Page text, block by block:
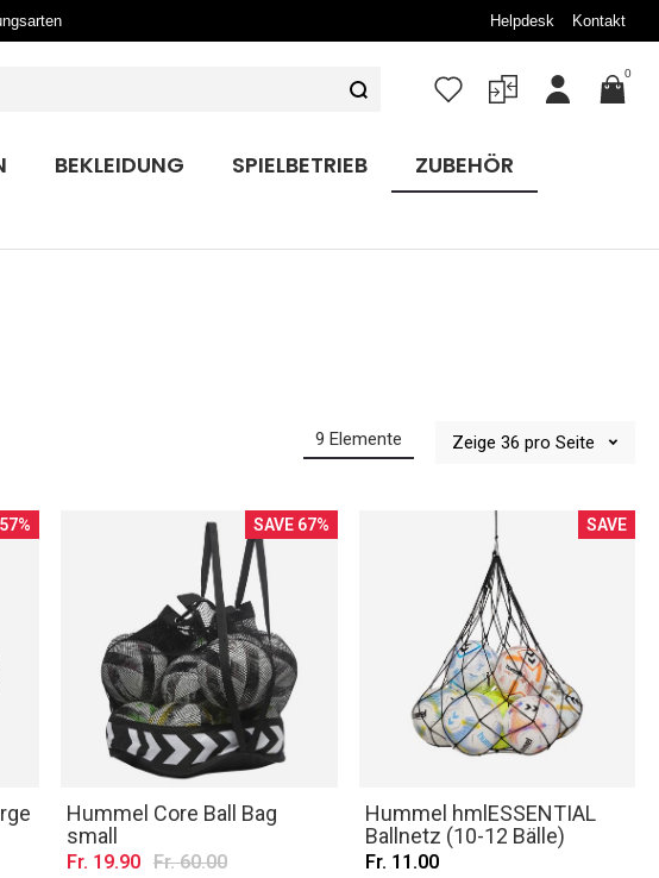
Helpdesk Kontakt
Mein
0
BEKLEIDUNG SPIELBETRIEB
ZUBEHÖR
9 Elemente Zeige 36 pro Seite
SAVE 67%
Hummel Core Ball Bag
small
Fr. 19.90 Fr. 60.00
SAVE
Hummel hmlESSENTIAL
Ballnetz (10-12 Bälle)
Fr. 11.00